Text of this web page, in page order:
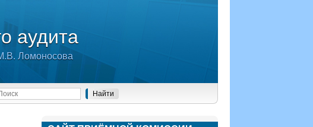
аудита
Ломоносова